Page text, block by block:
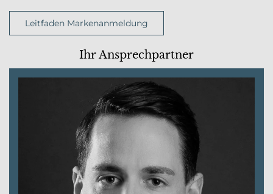
Leitfaden Markenanmeldung
Ihr Ansprechpartner